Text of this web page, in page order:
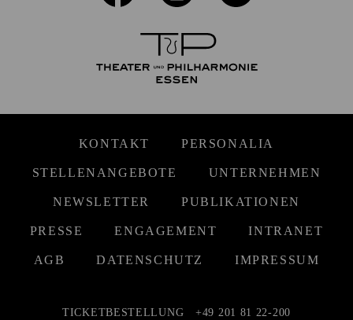
KONTAKT PERSONALIA
STELLENANGEBOTE UNTERNEHMEN
NEWSLETTER PUBLIKATIONEN
PRESSE ENGAGEMENT INTRANET
AGB DATENSCHUTZ IMPRESSUM
TICKETBESTELLUNG +49 201 81 22-200